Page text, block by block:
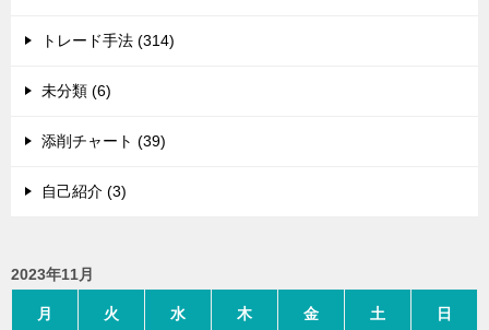
トレード手法 (314)
未分類 (6)
添削チャート (39)
自己紹介 (3)
2023年11月
月 火 水 木 金 土 日